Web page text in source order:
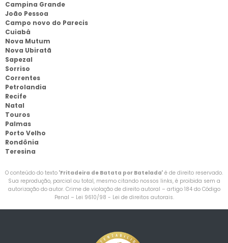
Campina Grande
João Pessoa
Campo novo do Parecis
Cuiabá
Nova Mutum
Nova Ubiratã
Sapezal
Sorriso
Correntes
Petrolandia
Recife
Natal
Touros
Palmas
Porto Velho
Rondônia
Teresina
O conteúdo do texto "Fritadeira de Batata por Batelada" é de direito reservado.
Sua reprodução, parcial ou total, mesmo citando nossos links, é proibida sem a
autorização do autor. Crime de violação de direito autoral – artigo 184 do Código
Penal – Lei 9610/98 - Lei de direitos autorais.